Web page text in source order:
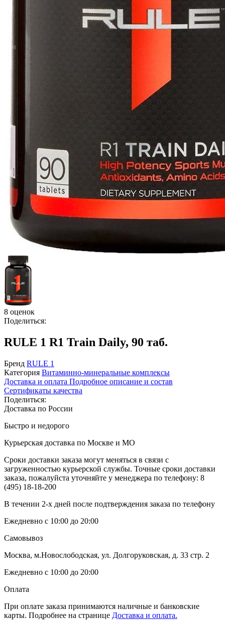
8 оценок
Поделиться:
RULE 1 R1 Train Daily, 90 таб.
Бренд RULE 1
Категория Витаминно-минеральные комплексы
Доставка и оплата Подробное описание и состав
Сертификаты качества
Поделиться:
Доставка по России
Быстро и недорого
Курьерская доставка по Москве и МО
Сроки доставки заказа могут меняться в связи с
загруженностью курьерской службы. Точные сроки доставки
заказа, пожалуйста уточняйте у менеджера по телефону: 8
(495) 18-18-200
В течении 2-х дней после подтверждения заказа по телефону
Ежедневно с 10:00 до 20:00
Самовывоз
Москва, м.Новослободская, ул. Долгоруковская, д. 33 стр. 2
Ежедневно с 10:00 до 20:00
Оплата
При оплате заказа принимаются наличные и банковские
карты. Подробнее на странице Доставка и оплата.